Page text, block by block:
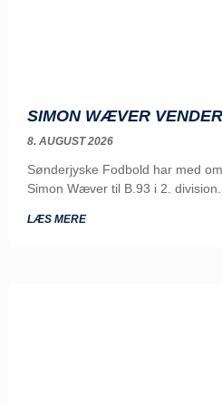
SIMON WÆVER
8. AUGUST 2026
Sønderjyske Fodbold har med
Simon Wæver til B.93 i 2.
LÆS MERE